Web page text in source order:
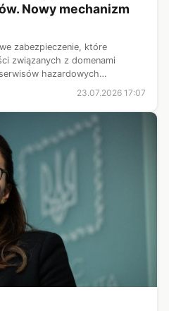
Nowy mechanizm
zabezpieczenie, które
związanych z domenami
hazardowych
rozw...
23.07.2026 17:07